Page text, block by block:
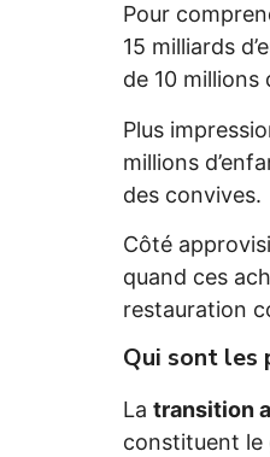
Pour
15 milliards
de 10 millions
Plus
millions
des convives.
Côté
quand ces
restauration
Qui sont les
La transition
constituent le